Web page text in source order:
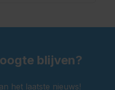
blijven?
het laatste nieuws!